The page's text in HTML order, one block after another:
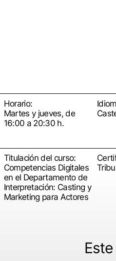
Horario:
Martes y jueves, de
16:00 a 20:30 h.
Titulación del curso:
Competencias Digitales
en el Departamento de
Interpretación: Casting y
Marketing para Actores